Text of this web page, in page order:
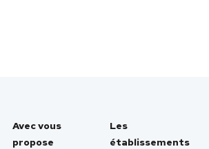
Avec vous
propose
Les
établissements